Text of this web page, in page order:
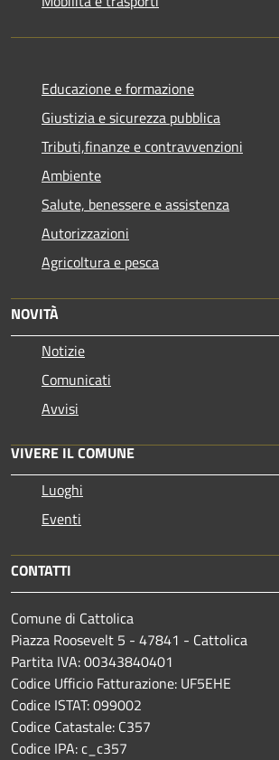
Educazione e formazione
Giustizia e sicurezza pubblica
Tributi,finanze e contravvenzioni
Ambiente
Salute, benessere e assistenza
Autorizzazioni
Agricoltura e pesca
NOVITÀ
Notizie
Comunicati
Avvisi
VIVERE IL COMUNE
Luoghi
Eventi
CONTATTI
Comune di Cattolica
Piazza Roosevelt 5 - 47841 - Cattolica
Partita IVA: 00343840401
Codice Ufficio Fatturazione: UF5EHE
Codice ISTAT: 099002
Codice Catastale: C357
Codice IPA: c_c357